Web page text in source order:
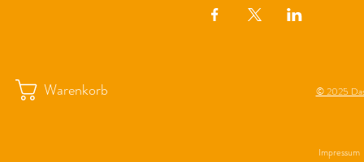
Warenkorb © 2025
Impressum